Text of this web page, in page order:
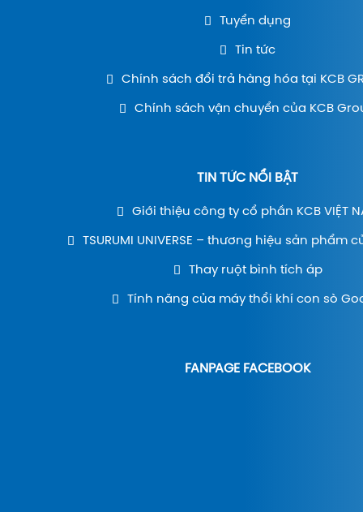
Tuyển dụng
Tin tức
Chính sách đổi trả hàng hóa tại KCB
Chính sách vận chuyển của KCB
TIN TỨC NỔI BẬT
Giới thiệu công ty cổ phần KCB VIỆT
TSURUMI UNIVERSE – thương hiệu sản phẩm
Thay ruột bình tích áp
Tính năng của máy thổi khí con sò
FANPAGE FACEBOOK